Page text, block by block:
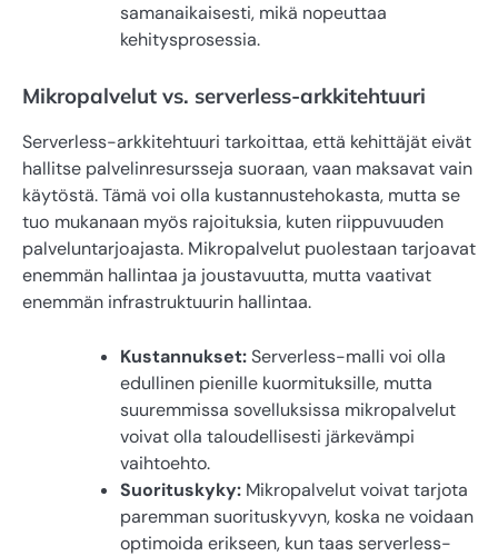
samanaikaisesti, mikä nopeuttaa
kehitysprosessia.
Mikropalvelut vs. serverless-arkkitehtuuri
Serverless-arkkitehtuuri tarkoittaa, että kehittäjät eivät
hallitse palvelinresursseja suoraan, vaan maksavat vain
käytöstä. Tämä voi olla kustannustehokasta, mutta se
tuo mukanaan myös rajoituksia, kuten riippuvuuden
palveluntarjoajasta. Mikropalvelut puolestaan tarjoavat
enemmän hallintaa ja joustavuutta, mutta vaativat
enemmän infrastruktuurin hallintaa.
Kustannukset:Serverless-malli voi olla
edullinen pienille kuormituksille, mutta
suuremmissa sovelluksissa mikropalvelut
voivat olla taloudellisesti järkevämpi
vaihtoehto.
Suorituskyky: Mikropalvelut voivat tarjota
paremman suorituskyvyn, koska ne voidaan
optimoida erikseen, kun taas serverless-